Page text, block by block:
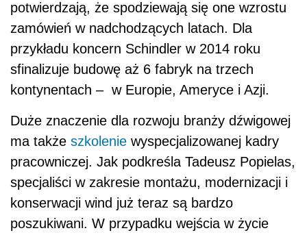
potwierdzają, że spodziewają się one wzrostu
zamówień w nadchodzących latach. Dla
przykładu koncern Schindler w 2014 roku
sfinalizuje budowę aż 6 fabryk na trzech
kontynentach – w Europie, Ameryce i Azji.
Duże znaczenie dla rozwoju branży dźwigowej
ma także szkolenie wyspecjalizowanej kadry
pracowniczej. Jak podkreśla Tadeusz Popielas,
specjaliści w zakresie montażu, modernizacji i
konserwacji wind już teraz są bardzo
poszukiwani. W przypadku wejścia w życie